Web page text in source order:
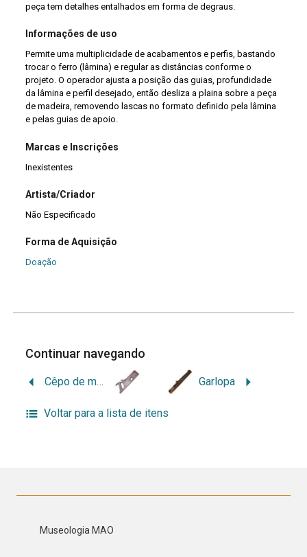
peça tem detalhes entalhados em forma de degraus.
Informações de uso
Permite uma multiplicidade de acabamentos e perfis, bastando
trocar o ferro (lâmina) e regular as distâncias conforme o
projeto. O operador ajusta a posição das guias, profundidade
da lâmina e perfil desejado, então desliza a plaina sobre a peça
de madeira, removendo lascas no formato definido pela lâmina
e pelas guias de apoio.
Marcas e Inscrições
Inexistentes
Artista/Criador
Não Especificado
Forma de Aquisição
Doação
Continuar navegando
Cêpo de moldar (Guilherme) Garlopa
Voltar para a lista de itens
Museologia MAO